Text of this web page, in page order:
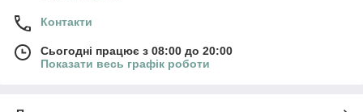
Контакти
Сьогодні працює з 08:00 до 20:00
Показати весь графік роботи